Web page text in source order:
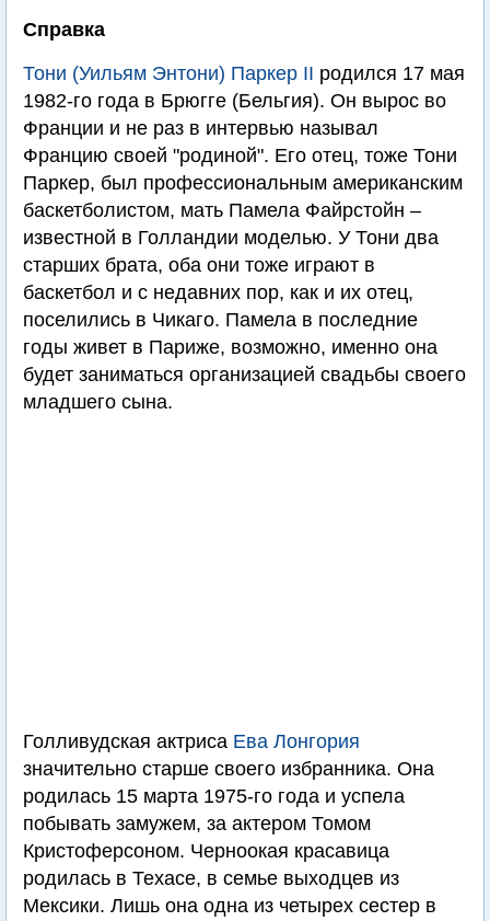
Справка
Тони (Уильям Энтони) Паркер II родился 17 мая
1982-го года в Брюгге (Бельгия). Он вырос во
Франции и не раз в интервью называл
Францию своей "родиной". Его отец, тоже Тони
Паркер, был профессиональным американским
баскетболистом, мать Памела Файрстойн –
известной в Голландии моделью. У Тони два
старших брата, оба они тоже играют в
баскетбол и с недавних пор, как и их отец,
поселились в Чикаго. Памела в последние
годы живет в Париже, возможно, именно она
будет заниматься организацией свадьбы своего
младшего сына.
Голливудская актриса Ева Лонгория
значительно старше своего избранника. Она
родилась 15 марта 1975-го года и успела
побывать замужем, за актером Томом
Кристоферсоном. Черноокая красавица
родилась в Техасе, в семье выходцев из
Мексики. Лишь она одна из четырех сестер в